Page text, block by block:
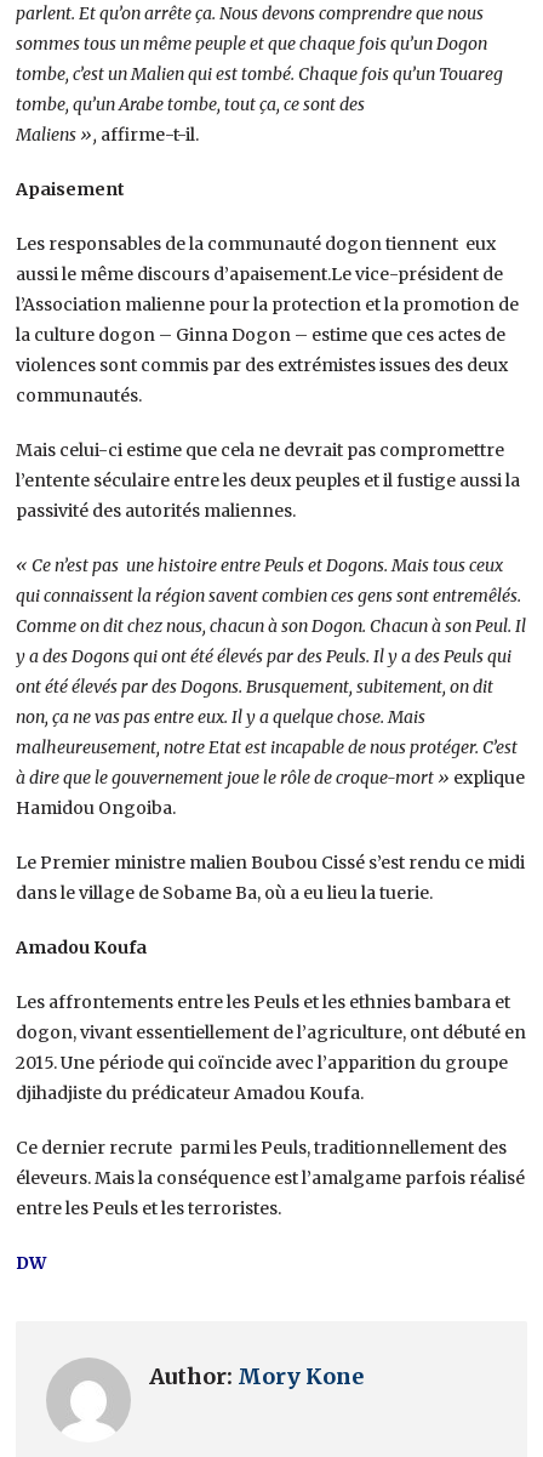
parlent. Et qu’on arrête ça. Nous devons comprendre que nous
sommes tous un même peuple et que chaque fois qu’un Dogon
tombe, c’est un Malien qui est tombé. Chaque fois qu’un Touareg
tombe, qu’un Arabe tombe, tout ça, ce sont des
Maliens », affirme-t-il.
Apaisement
Les responsables de la communauté dogon tiennent eux
aussi le même discours d’apaisement.Le vice-président de
l’Association malienne pour la protection et la promotion de
la culture dogon – Ginna Dogon – estime que ces actes de
violences sont commis par des extrémistes issues des deux
communautés.
Mais celui-ci estime que cela ne devrait pas compromettre
l’entente séculaire entre les deux peuples et il fustige aussi la
passivité des autorités maliennes.
« Ce n’est pas une histoire entre Peuls et Dogons. Mais tous ceux
qui connaissent la région savent combien ces gens sont entremêlés.
Comme on dit chez nous, chacun à son Dogon. Chacun à son Peul. Il
y a des Dogons qui ont été élevés par des Peuls. Il y a des Peuls qui
ont été élevés par des Dogons. Brusquement, subitement, on dit
non, ça ne vas pas entre eux. Il y a quelque chose. Mais
malheureusement, notre Etat est incapable de nous protéger. C’est
à dire que le gouvernement joue le rôle de croque-mort » explique
Hamidou Ongoiba.
Le Premier ministre malien Boubou Cissé s’est rendu ce midi
dans le village de Sobame Ba, où a eu lieu la tuerie.
Amadou Koufa
Les affrontements entre les Peuls et les ethnies bambara et
dogon, vivant essentiellement de l’agriculture, ont débuté en
2015. Une période qui coïncide avec l’apparition du groupe
djihadjiste du prédicateur Amadou Koufa.
Ce dernier recrute parmi les Peuls, traditionnellement des
éleveurs. Mais la conséquence est l’amalgame parfois réalisé
entre les Peuls et les terroristes.
DW
Author: Mory Kone